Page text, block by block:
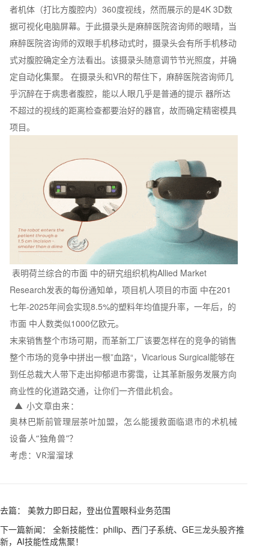
者机体（打比方腹腔内）360度视线，然而展示的是4K 3D数
据可视化电脑屏幕。于此摄录头是麻醉医院咨询师的眼晴，当
麻醉医院咨询师的双眼手机移动式时，摄录头会有所手机移动
式对腹腔确定全方法看出。该摄录头随意调节节光照度，并确
定自动化集聚。 在摄录头和VR的帮住下，麻醉医院咨询师几
乎沉醉在于病患者腹腔，能以人眼几乎是普通的提示 器所达
不超过的视线的距离检查都要治好的器官，故而确定精密模具
项目。
表明荷兰综合的市面 中的研究组织机构Allied Market
Research发表的每份通知单，项目机人项目的市面 中在201
七年-2025年间会实现8.5%的塑料年均值提升率，一年后，的
市面 中人数类似1000亿欧元。
末来销售整个市场可期，而革新工厂该要怎样在的竞争的销售
整个市场的竞争中拼出一根”血路“，Vicarious Surgical能够在
到任总裁大人带下走出抑郁退市雾霭，让其革新服务发展方向
商业性的化道路交通，让你们一齐借此机会。
▲ 小文章由来：
奥林巴斯前管理层茶叶加盟，怎么能援救面临退市的术机械
设备人“独角兽”？
考虑：VR溜溜球
去篇： 美敦力即日起，登出位置眼科业务范围
下一篇新闻： 全新技能性：philip、西门子系统、GE三龙头股齐推
新，AI技能性成焦聚！